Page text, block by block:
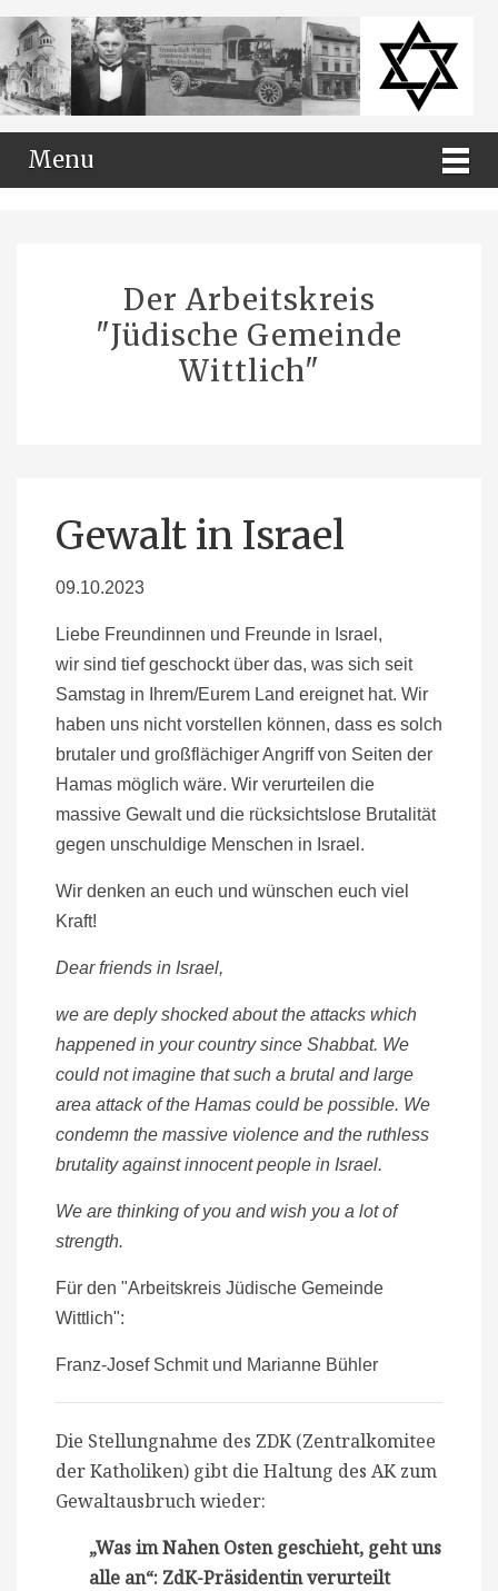
Menu
Der Arbeitskreis
"Jüdische Gemeinde
Wittlich"
Gewalt in Israel
09.10.2023
Liebe Freundinnen und Freunde in Israel,
wir sind tief geschockt über das, was sich seit
Samstag in Ihrem/Eurem Land ereignet hat. Wir
haben uns nicht vorstellen können, dass es solch
brutaler und großflächiger Angriff von Seiten der
Hamas möglich wäre. Wir verurteilen die
massive Gewalt und die rücksichtslose Brutalität
gegen unschuldige Menschen in Israel.
Wir denken an euch und wünschen euch viel
Kraft!
Dear friends in Israel,
we are deply shocked about the attacks which
happened in your country since Shabbat. We
could not imagine that such a brutal and large
area attack of the Hamas could be possible. We
condemn the massive violence and the ruthless
brutality against innocent people in Israel.
We are thinking of you and wish you a lot of
strength.
Für den "Arbeitskreis Jüdische Gemeinde
Wittlich":
Franz-Josef Schmit und Marianne Bühler
Die Stellungnahme des ZDK (Zentralkomitee
der Katholiken) gibt die Haltung des AK zum
Gewaltausbruch wieder:
„Was im Nahen Osten geschieht, geht uns
alle an“: ZdK-Präsidentin verurteilt